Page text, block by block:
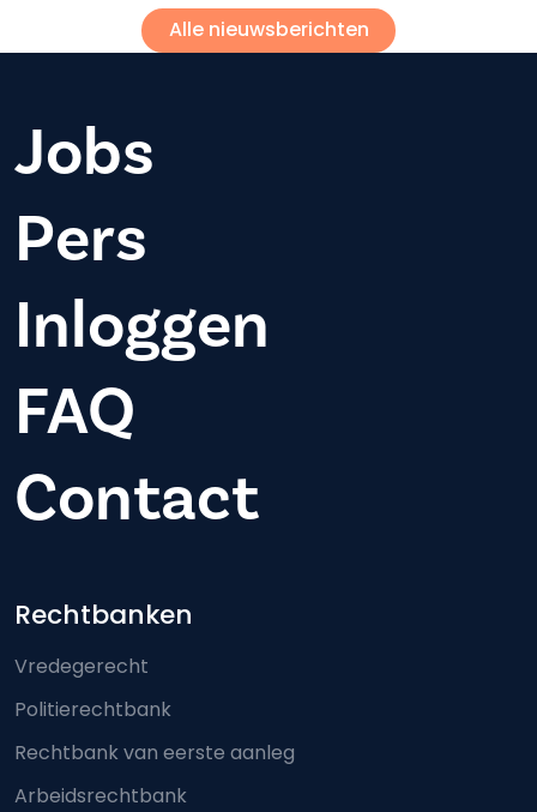
Alle nieuwsberichten
Jobs
Pers
Inloggen
FAQ
Contact
Footer-menu
Rechtbanken
Vredegerecht
Politierechtbank
Rechtbank van eerste aanleg
Arbeidsrechtbank